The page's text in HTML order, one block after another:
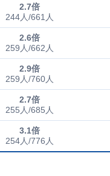
2.7倍
244人/661人
2.6倍
259人/662人
2.9倍
259人/760人
2.7倍
255人/685人
3.1倍
254人/776人